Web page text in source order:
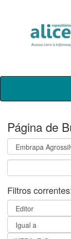
Skip
Página de
Filtros